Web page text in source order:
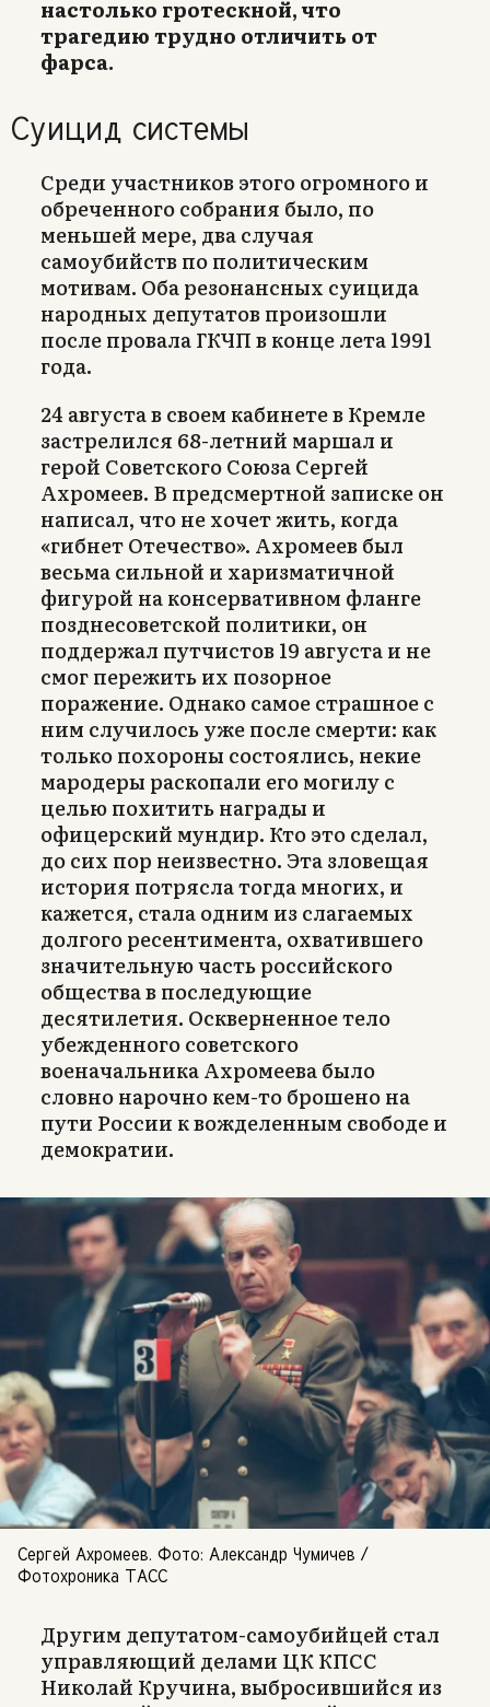
настолько гротескной, что
трагедию трудно отличить от
фарса.
Суицид системы
Среди участников этого огромного и
обреченного собрания было, по
меньшей мере, два случая
самоубийств по политическим
мотивам. Оба резонансных суицида
народных депутатов произошли
после провала ГКЧП в конце лета 1991
года.
24 августа в своем кабинете в Кремле
застрелился 68-летний маршал и
герой Советского Союза Сергей
Ахромеев. В предсмертной записке он
написал, что не хочет жить, когда
«гибнет Отечество». Ахромеев был
весьма сильной и харизматичной
фигурой на консервативном фланге
позднесоветской политики, он
поддержал путчистов 19 августа и не
смог пережить их позорное
поражение. Однако самое страшное с
ним случилось уже после смерти: как
только похороны состоялись, некие
мародеры раскопали его могилу с
целью похитить награды и
офицерский мундир. Кто это сделал,
до сих пор неизвестно. Эта зловещая
история потрясла тогда многих, и
кажется, стала одним из слагаемых
долгого ресентимента, охватившего
значительную часть российского
общества в последующие
десятилетия. Оскверненное тело
убежденного советского
военачальника Ахромеева было
словно нарочно кем-то брошено на
пути России к вожделенным свободе и
демократии.
Сергей Ахромеев. Фото: Александр Чумичев /
Фотохроника ТАСС
Другим депутатом-самоубийцей стал
управляющий делами ЦК КПСС
Николай Кручина, выбросившийся из